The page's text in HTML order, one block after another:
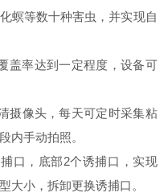
螟等数十种害虫，并实现自
盖率达到一定程度，设备可
摄像头，每天可定时采集粘
内手动拍照。
口，底部2个诱捕口，实现
大小，拆卸更换诱捕口。